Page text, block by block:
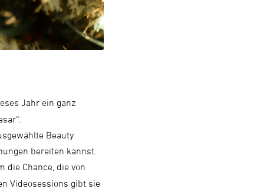
Jahr ein ganz
Beauty
bereiten kannst.
die Chance, die von
Videosessions gibt sie